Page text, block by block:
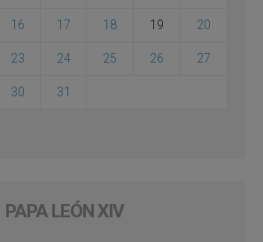
16 17 18 19 20
23 24 25 26 27
30 31
PAPA LEÓN XIV